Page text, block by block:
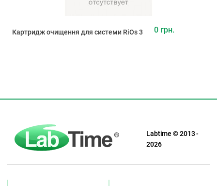
Картридж очищення для системи RiOs 3 0 грн.
Labtime © 2013 -
2026